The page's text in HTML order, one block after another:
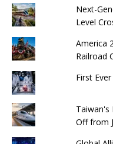
Next-
Level
America
Railroad
First
Taiwan's
Off from